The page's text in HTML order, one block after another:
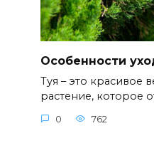
Особенности
Туя – это красивое
растение, которое
0 762